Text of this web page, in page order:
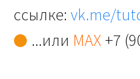
ссылке:vk.me/
...или MAX +7